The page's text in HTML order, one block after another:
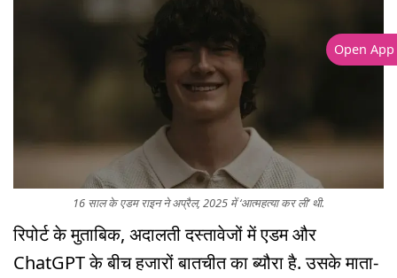
16 साल के एडम राइन ने अप्रैल, 2025 में ‘आत्महत्या कर ली’ थी.
रिपोर्ट के मुताबिक, अदालती दस्तावेजों में एडम और
ChatGPT के बीच हजारों बातचीत का ब्यौरा है. उसके माता-
Open App